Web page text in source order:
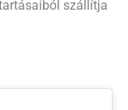
szállítja